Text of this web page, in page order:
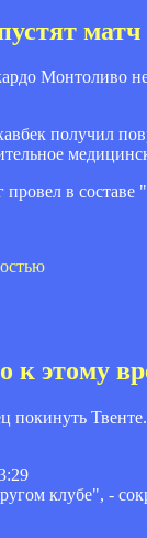
Монтоливо
получил
в
этому
покинуть Твенте.
клубе", -